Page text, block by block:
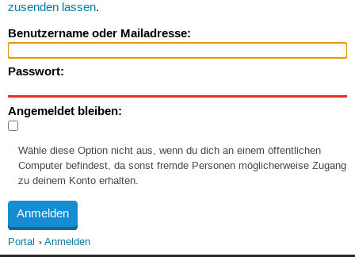
zusenden lassen.
Benutzername oder Mailadresse:
Passwort:
Angemeldet bleiben:
Wähle diese Option nicht aus, wenn du dich an einem öffentlichen
Computer befindest, da sonst fremde Personen möglicherweise Zugang
zu deinem Konto erhalten.
Portal Anmelden